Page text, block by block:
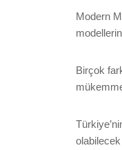
Modern
Birçok